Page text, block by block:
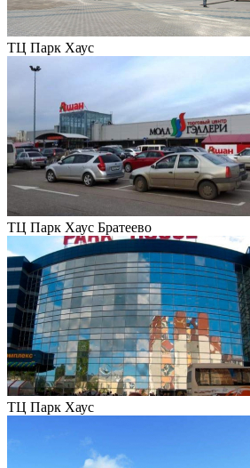
ТЦ Парк Хаус
ТЦ Парк Хаус Братеево
ТЦ Парк Хаус